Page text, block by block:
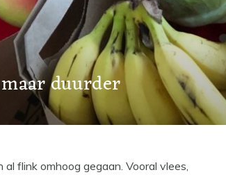
duurder
flink omhoog gegaan. Vooral vlees,